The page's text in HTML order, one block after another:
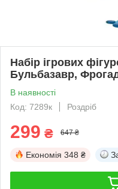
Набір ігрових
Бульбазавр,
В наявності
Код: 7289к
Роздріб
299 ₴ 647 ₴
Економія 348 ₴